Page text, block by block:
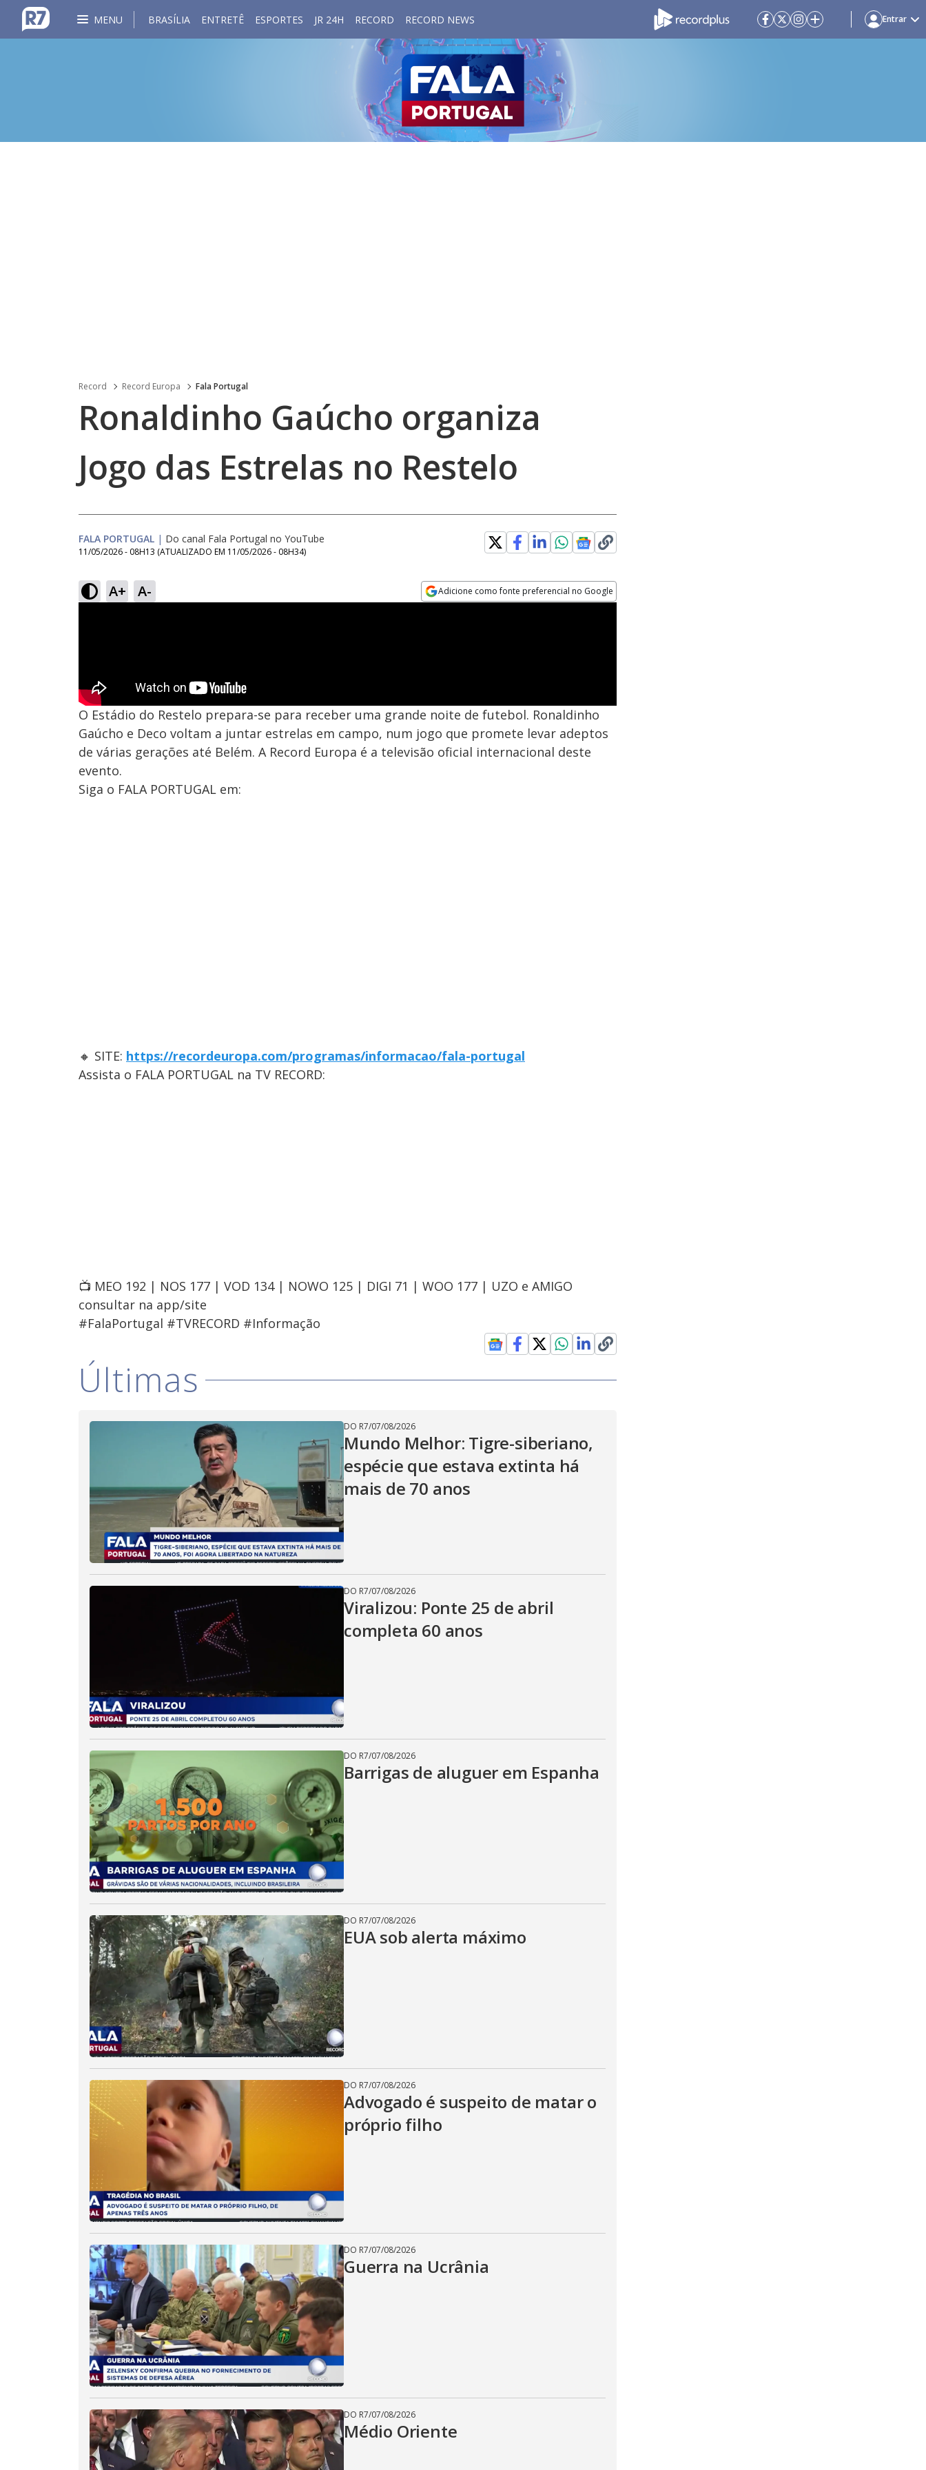
MENU BRASÍLIA ENTRETÊ ESPORTES JR 24H RECORD RECORD NEWS Entrar
Record Record Europa Fala Portugal
Ronaldinho Gaúcho organiza
Jogo das Estrelas no Restelo
FALA PORTUGAL | Do canal Fala Portugal no YouTube
11/05/2026 - 08H13 (ATUALIZADO EM 11/05/2026 - 08H34)
A+ A- Adicione como fonte preferencial no Google
O Estádio do Restelo prepara-se para receber uma grande noite de futebol. Ronaldinho
Gaúcho e Deco voltam a juntar estrelas em campo, num jogo que promete levar adeptos
de várias gerações até Belém. A Record Europa é a televisão oficial internacional deste
evento.
Siga o FALA PORTUGAL em:
🔸 SITE: https://recordeuropa.com/programas/informacao/fala-portugal
Assista o FALA PORTUGAL na TV RECORD:
📺 MEO 192 | NOS 177 | VOD 134 | NOWO 125 | DIGI 71 | WOO 177 | UZO e AMIGO
consultar na app/site
#FalaPortugal #TVRECORD #Informação
Últimas
DO R7/07/08/2026
Mundo Melhor: Tigre-siberiano,
espécie que estava extinta há
mais de 70 anos
DO R7/07/08/2026
Viralizou: Ponte 25 de abril
completa 60 anos
DO R7/07/08/2026
Barrigas de aluguer em Espanha
DO R7/07/08/2026
EUA sob alerta máximo
DO R7/07/08/2026
Advogado é suspeito de matar o
próprio filho
DO R7/07/08/2026
Guerra na Ucrânia
DO R7/07/08/2026
Médio Oriente